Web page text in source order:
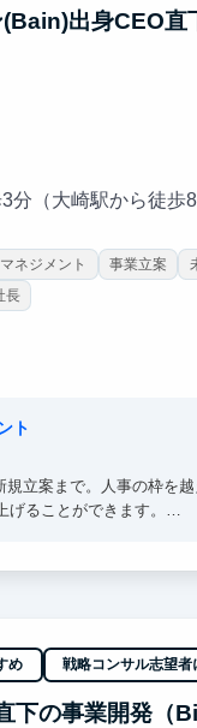
銀・総合商社等のトップ
出身CEO直
（大崎駅から徒歩8
ネジメント 事業立案
長
ト
立案まで。人事の枠を
ることができます。
結。オフィスに来るだ
総合商社等のトップ企
め 戦略コンサル志望者
下の事業開発（